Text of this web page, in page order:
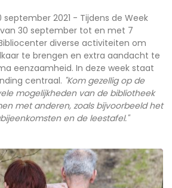
2021 - Tijdens de Week
30 september tot en met 7
diverse activiteiten om
te brengen en extra aandacht te
eenzaamheid. In deze week staat
centraal. "Kom gezellig op de
mogelijkheden van de bibliotheek
met anderen, zoals bijvoorbeeld het
en de leestafel."